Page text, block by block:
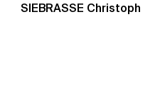
SIEBRASSE Christoph